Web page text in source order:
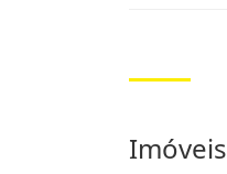
Imóveis